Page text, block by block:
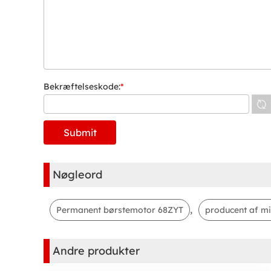
Bekræftelseskode:*
Nøgleord
Permanent børstemotor 68ZYT , producent af
Andre produkter